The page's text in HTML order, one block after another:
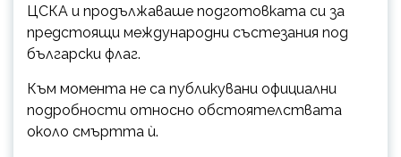
ЦСКА и продължаваше подготовката си за
предстоящи международни състезания под
български флаг.
Към момента не са публикувани официални
подробности относно обстоятелствата
около смъртта ѝ.